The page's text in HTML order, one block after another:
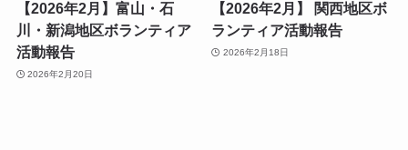
【2026年2月】富山・石
川・新潟地区ボランティア
活動報告
2026年2月20日
【2026年2月】 関西地区ボ
ランティア活動報告
2026年2月18日